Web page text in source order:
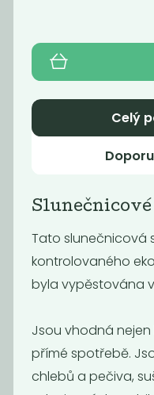
Sezam černý
Konopné
semínko
Celý
Tato slunečnicová
kontrolovaného
byla vypěstována
Jsou vhodná nejen
přímé spotřebě.
chlebů a pečiva,